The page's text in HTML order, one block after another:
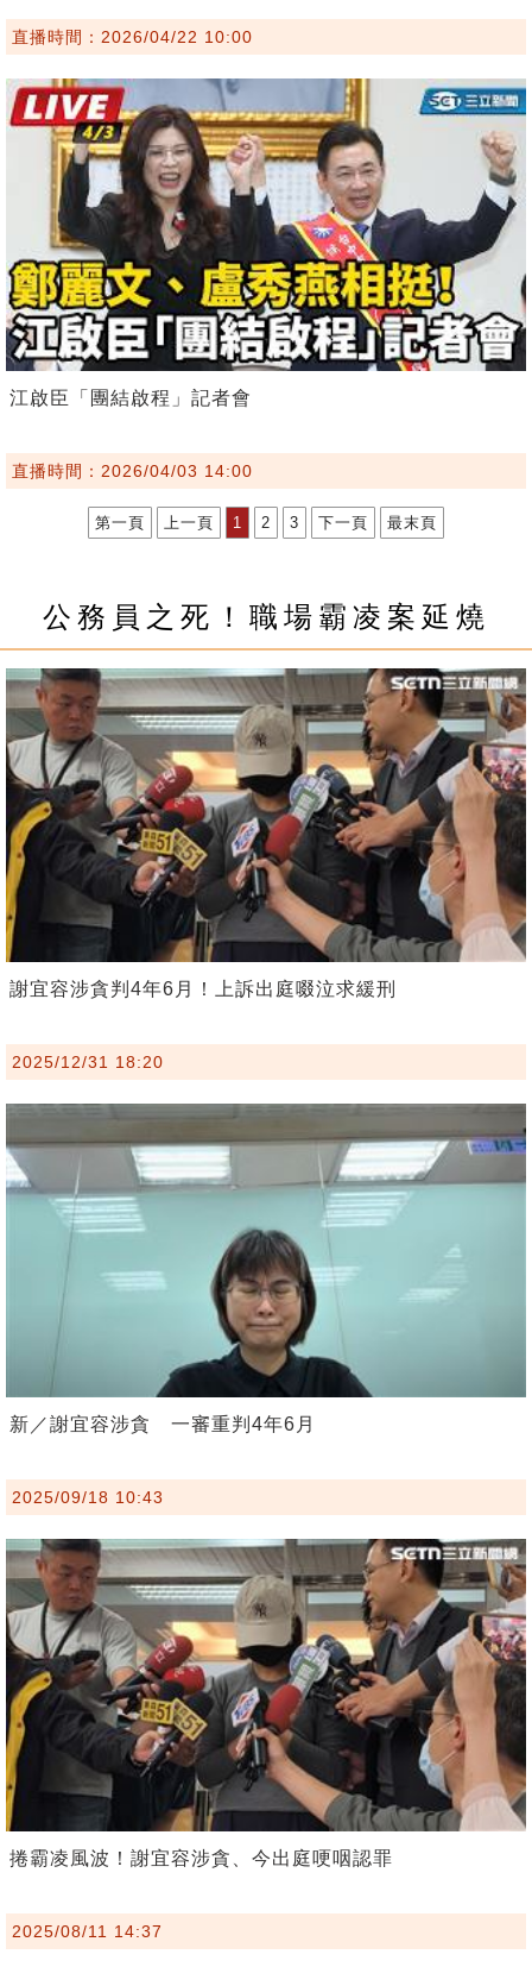
直播時間：2026/04/22 10:00
江啟臣「團結啟程」記者會
直播時間：2026/04/03 14:00
第一頁 上一頁 1 2 3 下一頁 最末頁
公務員之死！職場霸凌案延燒
謝宜容涉貪判4年6月！上訴出庭啜泣求緩刑
2025/12/31 18:20
新／謝宜容涉貪 一審重判4年6月
2025/09/18 10:43
捲霸凌風波！謝宜容涉貪、今出庭哽咽認罪
2025/08/11 14:37